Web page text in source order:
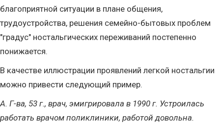
благоприятной ситуации в плане общения,
трудоустройства, решения семейно-бытовых проблем
"градус" ностальгических переживаний постепенно
понижается.
В качестве иллюстрации проявлений легкой ностальгии
можно привести следующий пример.
А. Г-ва, 53 г., врач, эмигрировала в 1990 г. Устроилась
работать врачом поликлиники, работой довольна.